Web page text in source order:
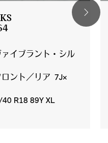
イブラント・シル
ント／リア 7J×
R18 89Y XL